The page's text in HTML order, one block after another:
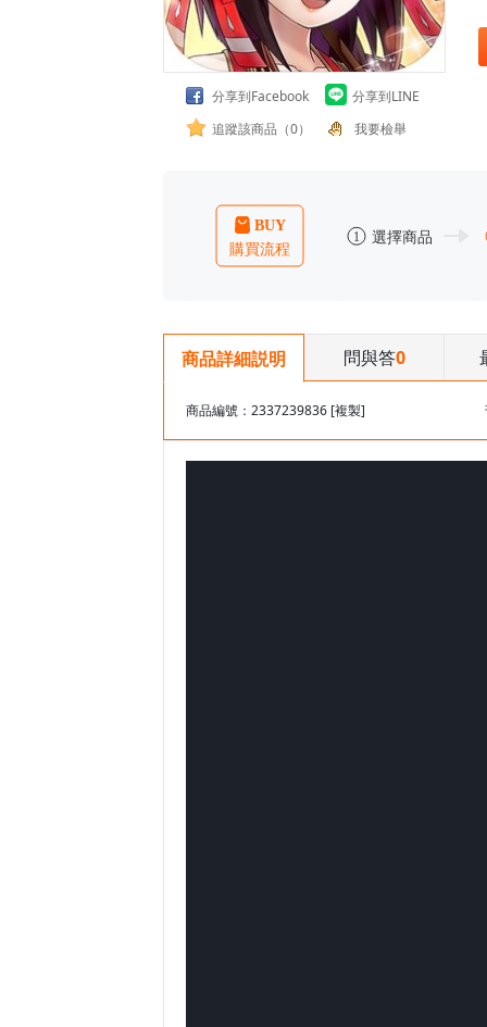
分享到Facebook
分享到LINE
追蹤該商品（0）
我要檢舉
商品詳細説明 問與答0
商品編號：2337239836 [複製]